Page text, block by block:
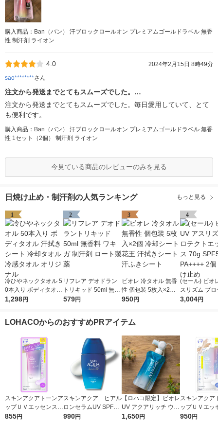
購入商品：Ban（バン） 汗ブロックロールオン プレミアムゴールドラベル 無香
性 制汗剤 ライオン
4.0
2024年2月15日 8時49分
sao********さん
注文から発送までとてもスムーズでした。…
注文から発送までとてもスムーズでした。毎日愛用していて、とて
も便利です。
購入商品：Ban（バン） 汗ブロックロールオン プレミアムゴールドラベル 無香
性 1セット（2個） 制汗剤 ライオン
今見ている商品のレビューのみを見る
日焼け止め・制汗剤の人気ランキング もっと見る
1
冷ひやネックタオル 5
0本入り ボディタオル
汗拭きシート 冷却タ
1,298円
2
リフレア デオドラン
トリキッド 50ml 無香
料 ワキガ 制汗剤 ロー
579円
3
ビオレ 冷タオル 無香
性 個包装 5枚入×2個
冷却シート 花王 汗拭
950円
4
(セール) ビオ
スリズム プ
エッセンス
3,004円
LOHACOからのおすすめPRアイテム
スキンアクアトーンア
ップＵＶエッセンスラ
ベンダー70gロート製
855円
スキンアクア ヒアル
ロンセラムUV SPF50
+・PA++++ 70g ロー
990円
【ロハコ限定】ビオレ
UV アクアリッチ ウォ
ータリーエッセンス
1,650円
スキンアクア
ップＵＶエッ
ワイト70gロ
950円